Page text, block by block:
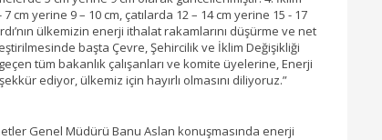
cm yerine 9 – 10 cm, çatılarda 12 – 14 cm yerine 15 - 17
ülkemizin enerji ithalat rakamlarını düşürme ve net
başta Çevre, Şehircilik ve İklim Değişikliği
tüm bakanlık çalışanları ve komite üyelerine, Enerji
ediyor, ülkemiz için hayırlı olmasını diliyoruz.”
Genel Müdürü Banu Aslan konuşmasında enerji